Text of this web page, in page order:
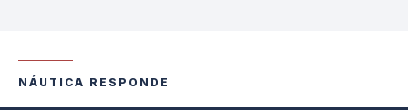
NÁUTICA RESPONDE